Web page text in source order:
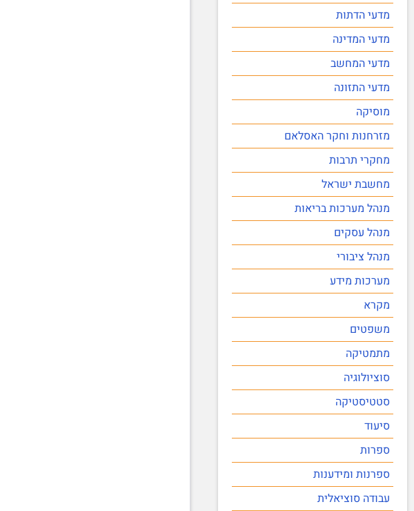
מדעי הדתות
מדעי המדינה
מדעי המחשב
מדעי התזונה
מוסיקה
מזרחנות וחקר האסלאם
מחקרי תרבות
מחשבת ישראל
מנהל מערכות בריאות
מנהל עסקים
מנהל ציבורי
מערכות מידע
מקרא
משפטים
מתמטיקה
סוציולוגיה
סטטיסטיקה
סיעוד
ספרות
ספרנות ומידענות
עבודה סוציאלית